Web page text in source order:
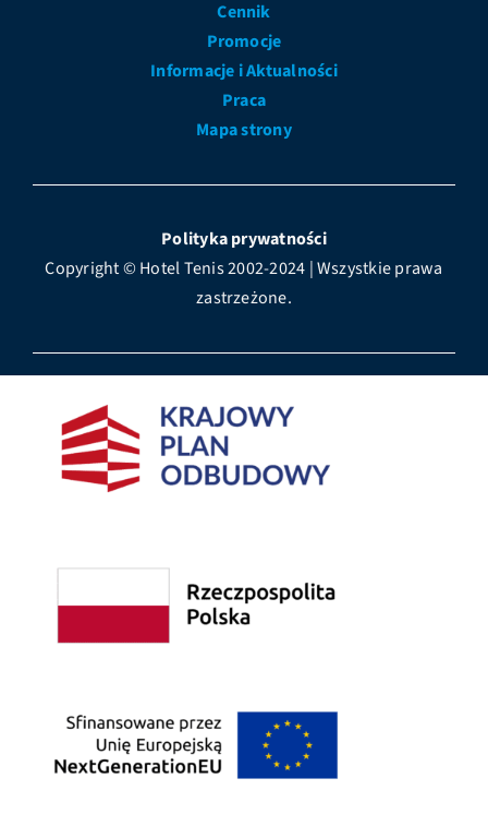
Cennik
Promocje
Informacje i Aktualności
Praca
Mapa strony
Polityka prywatności
Copyright © Hotel Tenis 2002-2024 | Wszystkie prawa
zastrzeżone.